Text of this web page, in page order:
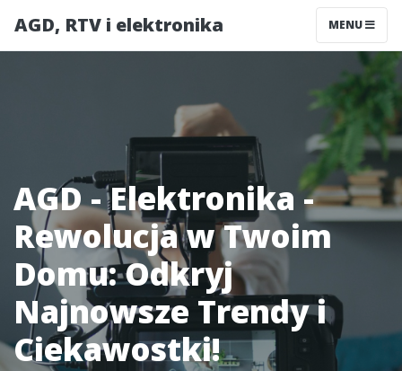
AGD, RTV i elektronika MENU
AGD - Elektronika -
Rewolucja w Twoim
Domu: Odkryj
Najnowsze Trendy i
Ciekawostki!